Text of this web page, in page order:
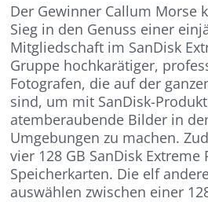
Der Gewinner Callum Morse
Sieg in den Genuss einer
Mitgliedschaft im SanDisk
Gruppe hochkarätiger,
Fotografen, die auf der
sind, um mit SanDisk-
atemberaubende Bilder in
Umgebungen zu machen.
vier 128 GB SanDisk Extreme
Speicherkarten. Die elf
auswählen zwischen einer